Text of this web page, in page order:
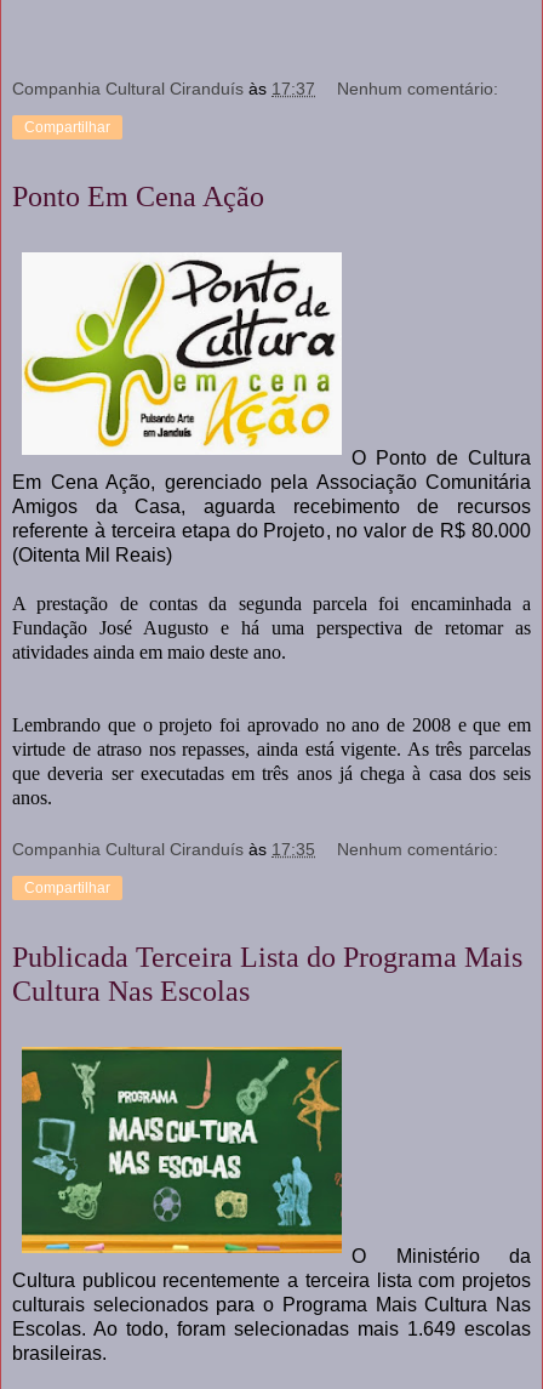
Companhia Cultural Ciranduís às 17:37 Nenhum comentário:
Compartilhar
Ponto Em Cena Ação
O Ponto de Cultura
Em Cena Ação, gerenciado pela Associação Comunitária
Amigos da Casa, aguarda recebimento de recursos
referente à terceira etapa do Projeto, no valor de R$ 80.000
(Oitenta Mil Reais)
A prestação de contas da segunda parcela foi encaminhada a
Fundação José Augusto e há uma perspectiva de retomar as
atividades ainda em maio deste ano.
Lembrando que o projeto foi aprovado no ano de 2008 e que em
virtude de atraso nos repasses, ainda está vigente. As três parcelas
que deveria ser executadas em três anos já chega à casa dos seis
anos.
Companhia Cultural Ciranduís às 17:35 Nenhum comentário:
Compartilhar
Publicada Terceira Lista do Programa Mais
Cultura Nas Escolas
O Ministério da
Cultura publicou recentemente a terceira lista com projetos
culturais selecionados para o Programa Mais Cultura Nas
Escolas. Ao todo, foram selecionadas mais 1.649 escolas
brasileiras.